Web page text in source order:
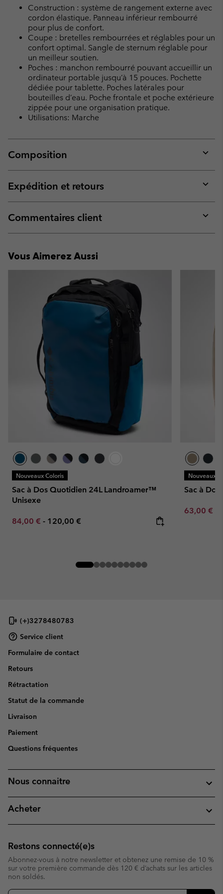
Construction : système de rangement externe avec
cordon élastique. Panneau inférieur rembourré
pour plus de confort.
Coupe : bretelles rembourrées et réglables pour un
confort optimal. Sangle de sternum réglable pour
un meilleur soutien.
Poches : manchon rembourré pouvant accueillir un
ordinateur portable jusqu’à 15 pouces. Pochette
dédiée pour tablette. Poches latérales pour
bouteilles d’eau. Poche frontale et poche extérieure
zippée pour une organisation pratique.
Utilisations: Marche
Composition
or
Expédition et retours
or
Commentaires client
or
Vous Aimerez Aussi
Nouveaux Coloris
Sac à Dos Quotidien 24L Landroamer™
Unisexe
Minimum sale price:
84,00 € - Maximum price:
120,00 €
Nouveaux
Sac à
Minimum
63,00 €
(+)3278480783
Service client
Formulaire de contact
Retours
Rétractation
Statut de la commande
Livraison
Paiement
Questions fréquentes
Nous connaitre
Acheter
Restons connecté(e)s
Abonnez-vous à notre newsletter et obtenez une remise de 10 %
sur votre première commande dès 120 € d’achats sur les articles
non soldés.